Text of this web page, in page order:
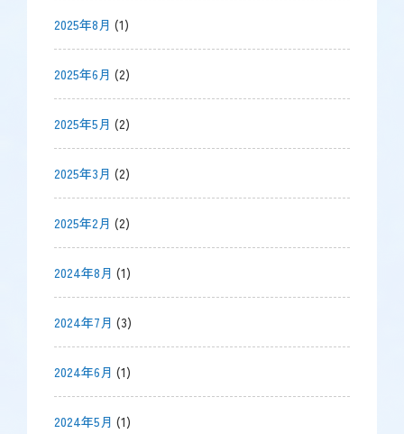
2025年8月 (1)
2025年6月 (2)
2025年5月 (2)
2025年3月 (2)
2025年2月 (2)
2024年8月 (1)
2024年7月 (3)
2024年6月 (1)
2024年5月 (1)